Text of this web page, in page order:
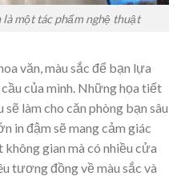
là một tác phẩm nghệ thuật
văn, màu sắc để bạn lựa
của mình. Những họa tiết
làm cho căn phòng bạn sâu
in đậm sẽ mang cảm giác
gian mà có nhiều cửa
tương đồng về màu sắc và